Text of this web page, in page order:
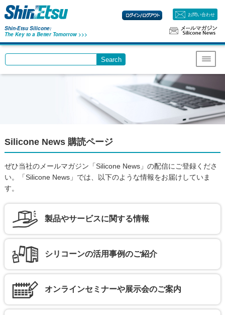
Shin-Etsu Silicone:
The Key to a Better Tomorrow >>>
お問い合わせ
Write your search query here
Search
Menu
Silicone News 購読ページ
ぜひ当社のメールマガジン「Silicone News」の配信にご登録くださ
い。
「Silicone News」では、以下のような情報をお届けしていま
す。
製品やサービスに関する情報
シリコーンの活用事例のご紹介
オンラインセミナーや展示会のご案内